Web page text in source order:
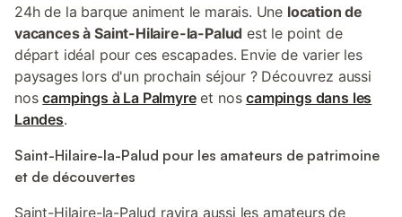
24h de la barque animent le marais. Une location de
vacances à Saint-Hilaire-la-Palud est le point de
départ idéal pour ces escapades. Envie de varier les
paysages lors d'un prochain séjour ? Découvrez aussi
noscampings à La Palmyreet noscampings dans les
Landes.
Saint-Hilaire-la-Palud pour les amateurs de patrimoine
et de découvertes
Saint-Hilaire-la-Palud ravira aussi les amateurs de